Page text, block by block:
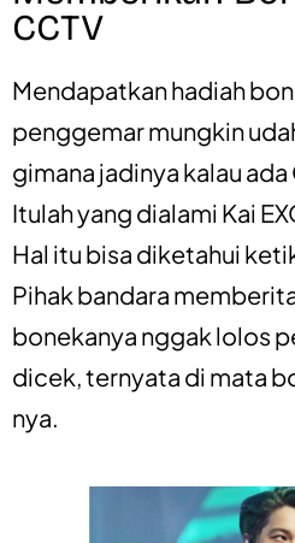
CCTV
Mendapatkan hadiah
penggemar mungkin
gimana jadinya kalau
Itulah yang dialami Kai
Hal itu bisa diketahui
Pihak bandara
bonekanya nggak lolos
dicek, ternyata di mata
nya.